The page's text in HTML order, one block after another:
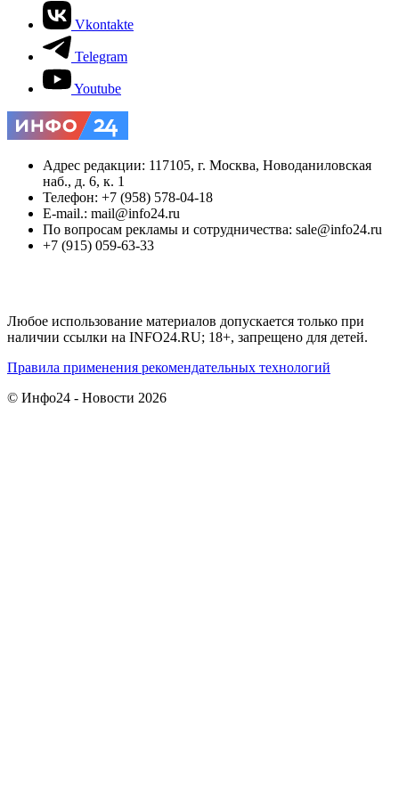
Vkontakte
Telegram
Youtube
Адрес редакции: 117105, г. Москва, Новоданиловская
наб., д. 6, к. 1
Телефон: +7 (958) 578-04-18
E-mail.: mail@info24.ru
По вопросам рекламы и сотрудничества: sale@info24.ru
+7 (915) 059-63-33
Любое использование материалов допускается только при
наличии ссылки на INFO24.RU; 18+, запрещено для детей.
Правила применения рекомендательных технологий
© Инфо24 - Новости 2026